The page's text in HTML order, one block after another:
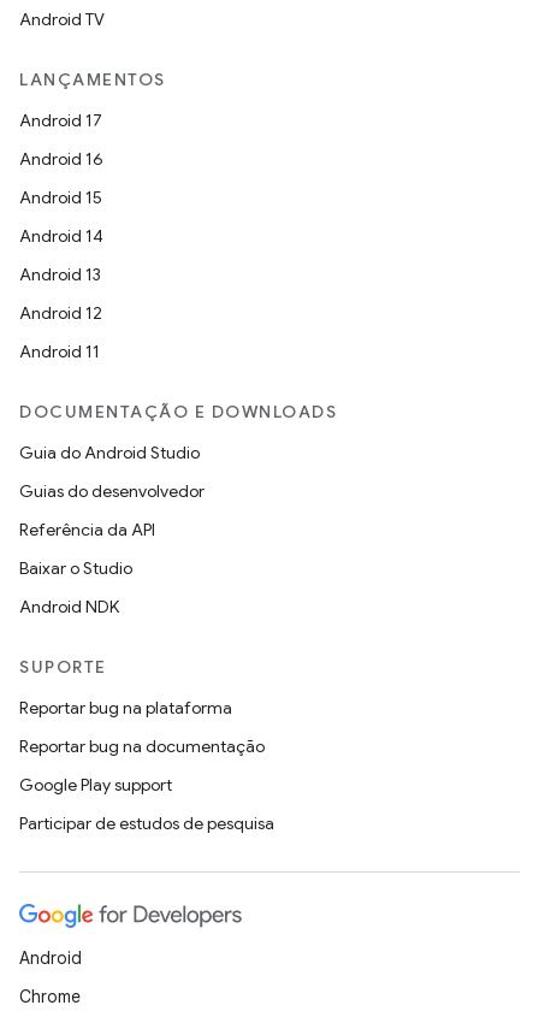
Android TV
LANÇAMENTOS
Android 17
Android 16
Android 15
Android 14
Android 13
Android 12
Android 11
DOCUMENTAÇÃO E DOWNLOADS
Guia do Android Studio
Guias do desenvolvedor
Referência da API
Baixar o Studio
Android NDK
SUPORTE
Reportar bug na plataforma
Reportar bug na documentação
Google Play support
Participar de estudos de pesquisa
Android
Chrome